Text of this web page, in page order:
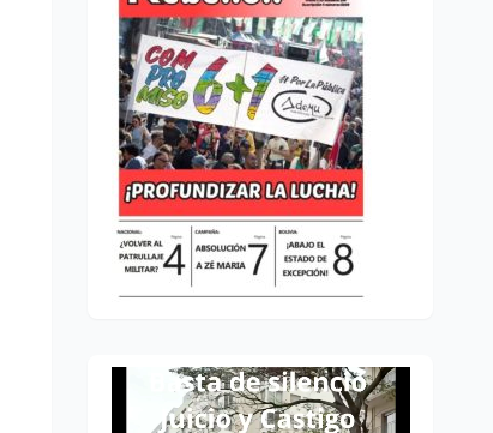
Reproductor